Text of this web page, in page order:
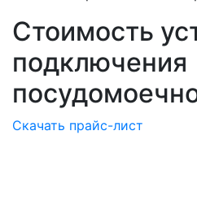
Стоимость
подключения
Скачать прайс-лист